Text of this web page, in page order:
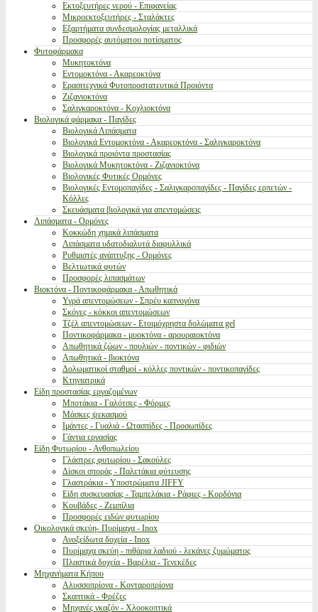
Εκτοξευτήρες νερού - Επιφανείας
Μικροεκτοξευτήρες - Σταλάκτες
Εξαρτήματα συνδεσμολογίας μεταλλικά
Προσφορές αυτόματου ποτίσματος
Φυτοφάρμακα
Μυκητοκτόνα
Εντομοκτόνα - Ακαρεοκτόνα
Ερασιτεχνικά Φυτοπροστατευτικά Προιόντα
Ζιζανιοκτόνα
Σαλιγκαροκτόνα - Κοχλιοκτόνα
Βιολογικά φάρμακα - Παγίδες
Βιολογικά Λιπάσματα
Βιολογικά Εντομοκτόνα - Ακαρεοκτόνα - Σαλιγκαροκτόνα
Βιολογικά προιόντα προστασίας
Βιολογικά Μυκητοκτόνα - Ζιζανιοκτόνα
Βιολογικές Φυτικές Ορμόνες
Βιολογικές Εντομοπαγίδες - Σαλιγκαροπαγίδες - Παγίδες ερπετών -
Κόλλες
Σκευάσματα βιολογικά για απεντομώσεις
Λιπάσματα - Ορμόνες
Κοκκώδη χημικά λιπάσματα
Λιπάσματα υδατοδιαλυτά διαφυλλικά
Ρυθμιστές ανάπτυξης - Ορμόνες
Βελτιωτικά φυτών
Προσφορές λιπασμάτων
Βιοκτόνα - Ποντικοφάρμακα - Απωθητικά
Υγρά απεντομώσεων - Σπρέυ καπνογόνα
Σκόνες - κόκκοι απεντομώσεων
Τζέλ απεντομώσεων - Ετοιμόχρηστα δολώματα gel
Ποντικοφάρμακα - μυοκτόνα - αρουραιοκτόνα
Απωθητικά ζώων - πουλιών - ποντικών - φιδιών
Απωθητικά - βιοκτόνα
Δολωματικοί σταθμοί - κόλλες ποντικών - ποντικοπαγίδες
Κτηνιατρικά
Είδη προστασίας εργαζομένων
Μποτάκια - Γαλότσες - Φόρμες
Μάσκες ψεκασμού
Ιμάντες - Γυαλιά - Ωτασπίδες - Προσωπίδες
Γάντια εργασίας
Είδη Φυτωρίου - Ανθοπωλείου
Γλάστρες φυτωρίου - Σακούλες
Δίσκοι σποράς - Παλετάκια φύτευσης
Γλαστράκια - Υποστρώματα JIFFY
Είδη συσκευασίας - Ταμπελάκια - Ράφιες - Κορδόνια
Κουβάδες - Ζεμπίλια
Προσφορές ειδών φυτωρίου
Οικολογικά σκεύη- Πυρίμαχα - Inox
Ανοξείδωτα δοχεία - Inox
Πυρίμαχα σκεύη - πιθάρια λαδιού - λεκάνες ζυμώματος
Πλαστικά δοχεία - Βαρέλια - Τενεκέδες
Μηχανήματα Κήπου
Αλυσσοπρίονα - Κονταροπρίονα
Σκαπτικά - Φρέζες
Μηχανές γκαζόν - Χλοοκοπτικά